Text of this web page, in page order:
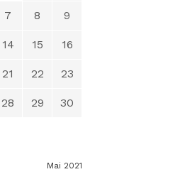
Mai 2021
7 8 9
14 15 16
21 22 23
28 29 30